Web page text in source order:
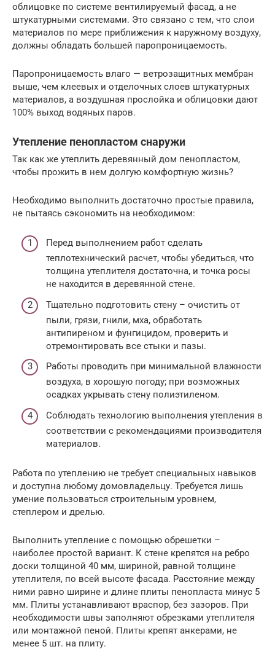
облицовке по системе вентилируемый фасад, а не
штукатурными системами. Это связано с тем, что слои
материалов по мере приближения к наружному воздуху,
должны обладать большей паропроницаемость.
Паропроницаемость влаго — ветрозащитных мембран
выше, чем клеевых и отделочных слоев штукатурных
материалов, а воздушная прослойка и облицовки дают
100% выход водяных паров.
Утепление пенопластом снаружи
Так как же утеплить деревянный дом пенопластом,
чтобы прожить в нем долгую комфортную жизнь?
Необходимо выполнить достаточно простые правила,
не пытаясь сэкономить на необходимом:
Перед выполнением работ сделать
теплотехнический расчет, чтобы убедиться, что
толщина утеплителя достаточна, и точка росы
не находится в деревянной стене.
Тщательно подготовить стену – очистить от
пыли, грязи, гнили, мха, обработать
антипиреном и фунгицидом, проверить и
отремонтировать все стыки и пазы.
Работы проводить при минимальной влажности
воздуха, в хорошую погоду; при возможных
осадках укрывать стену полиэтиленом.
Соблюдать технологию выполнения утепления в
соответствии с рекомендациями производителя
материалов.
Работа по утеплению не требует специальных навыков
и доступна любому домовладельцу. Требуется лишь
умение пользоваться строительным уровнем,
степлером и дрелью.
Выполнить утепление с помощью обрешетки –
наиболее простой вариант. К стене крепятся на ребро
доски толщиной 40 мм, шириной, равной толщине
утеплителя, по всей высоте фасада. Расстояние между
ними равно ширине и длине плиты пенопласта минус 5
мм. Плиты устанавливают враспор, без зазоров. При
необходимости швы заполняют обрезками утеплителя
или монтажной пеной. Плиты крепят анкерами, не
менее 5 шт. на плиту.